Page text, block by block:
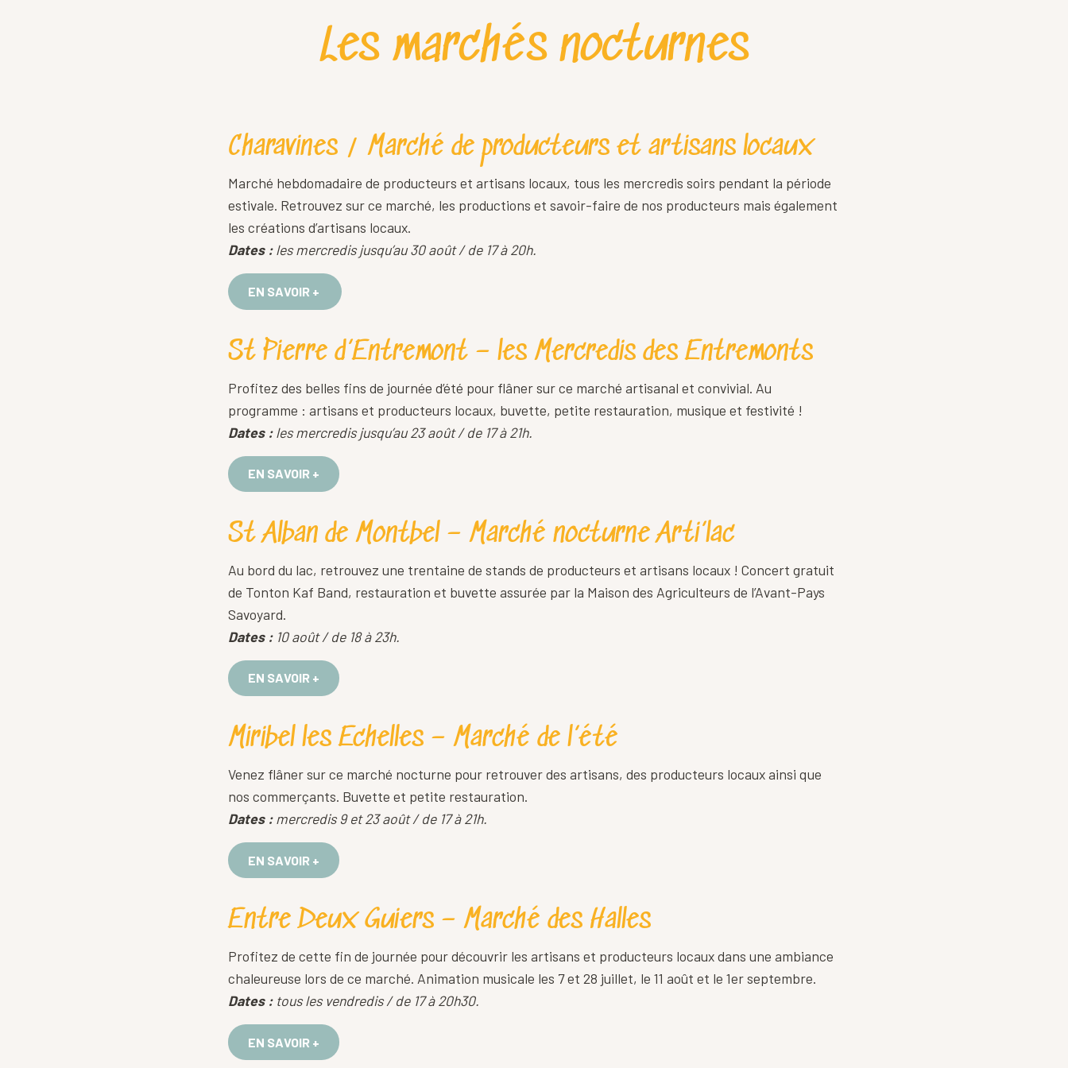
Les marchés nocturnes
Charavines / Marché de producteurs et artisans locaux
Marché hebdomadaire de producteurs et artisans locaux, tous les mercredis soirs pendant la période
estivale. Retrouvez sur ce marché, les productions et savoir-faire de nos producteurs mais également
les créations d’artisans locaux.
Dates :les mercredis jusqu’au 30 août / de 17 à 20h.
EN SAVOIR +
St Pierre d’Entremont – les Mercredis des Entremonts
Profitez des belles fins de journée d’été pour flâner sur ce marché artisanal et convivial. Au
programme : artisans et producteurs locaux, buvette, petite restauration, musique et festivité !
Dates :les mercredis jusqu’au 23 août / de 17 à 21h.
EN SAVOIR +
St Alban de Montbel – Marché nocturne Arti’lac
Au bord du lac, retrouvez une trentaine de stands de producteurs et artisans locaux ! Concert gratuit
de Tonton Kaf Band, restauration et buvette assurée par la Maison des Agriculteurs de l’Avant-Pays
Savoyard.
Dates :10 août / de 18 à 23h.
EN SAVOIR +
Miribel les Echelles – Marché de l’été
Venez flâner sur ce marché nocturne pour retrouver des artisans, des producteurs locaux ainsi que
nos commerçants. Buvette et petite restauration.
Dates :mercredis 9 et 23 août / de 17 à 21h.
EN SAVOIR +
Entre Deux Guiers – Marché des Halles
Profitez de cette fin de journée pour découvrir les artisans et producteurs locaux dans une ambiance
chaleureuse lors de ce marché. Animation musicale les 7 et 28 juillet, le 11 août et le 1er septembre.
Dates :tous les vendredis / de 17 à 20h30.
EN SAVOIR +